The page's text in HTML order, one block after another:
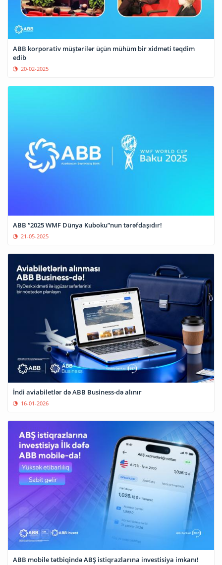
ABB korporativ müştərilər üçün mühüm bir xidməti təqdim
edib
20-02-2025
ABB “2025 WMF Dünya Kuboku”nun tərəfdaşıdır!
21-05-2025
İndi aviabiletlər də ABB Business-də alınır
16-01-2026
ABB mobile tətbiqində ABŞ istiqrazlarına investisiya imkanı!